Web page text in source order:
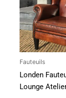
Fauteuils
Londen
Lounge